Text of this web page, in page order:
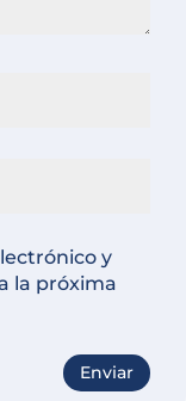
y
la próxima